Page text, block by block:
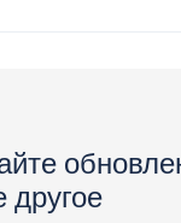
другое